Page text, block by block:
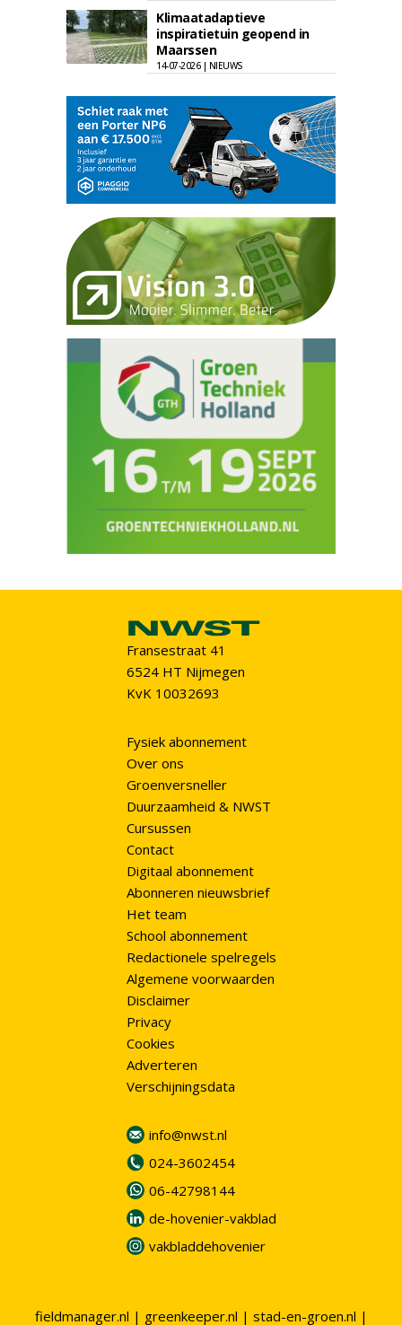
Klimaatadaptieve
inspiratietuin geopend in
Maarssen
14-07-2026 | NIEUWS
Fransestraat 41
6524 HT Nijmegen
KvK 10032693
Fysiek abonnement
Over ons
Groenversneller
Duurzaamheid & NWST
Cursussen
Contact
Digitaal abonnement
Abonneren nieuwsbrief
Het team
School abonnement
Redactionele spelregels
Algemene voorwaarden
Disclaimer
Privacy
Cookies
Adverteren
Verschijningsdata
info@nwst.nl
024-3602454
06-42798144
de-hovenier-vakblad
vakbladdehovenier
fieldmanager.nl | greenkeeper.nl | stad-en-groen.nl |